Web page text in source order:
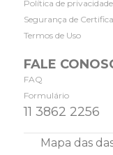
Política de privacidade
Segurança de
Termos de Uso
FALE
FAQ
Formulário
11 3862 2256
Mapa das